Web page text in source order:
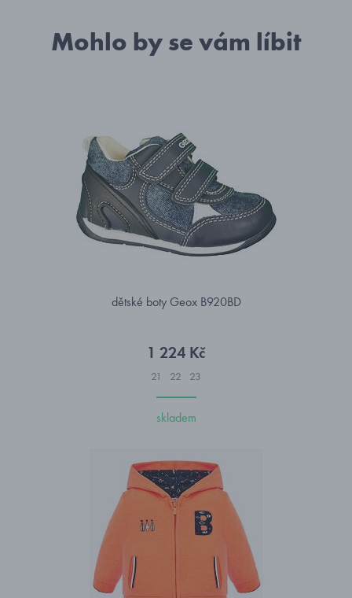
Mohlo by se vám líbit
dětské boty Geox B920BD
1 224 Kč
21 22 23
skladem